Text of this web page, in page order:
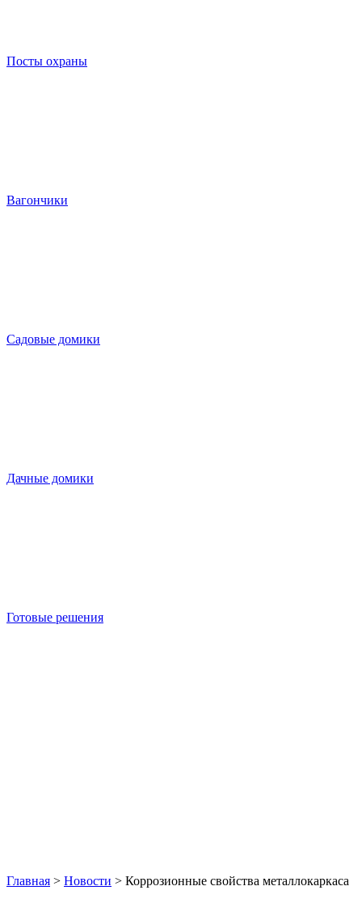
Посты охраны
Вагончики
Садовые домики
Дачные домики
Готовые решения
Главная > Новости > Коррозионные свойства металлокаркаса